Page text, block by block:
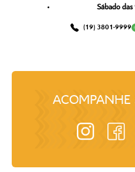
Sábado
(19) 3801-9999
ACOMPANHE